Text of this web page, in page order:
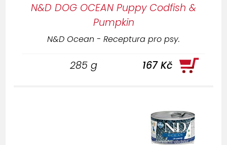
N&D DOG OCEAN Puppy Codfish &
Pumpkin
N&D Ocean - Receptura pro psy.
285 g 167 Kč